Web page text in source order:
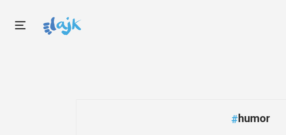
# humor